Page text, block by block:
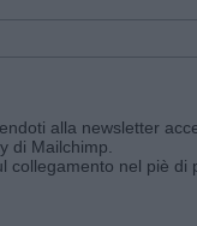
alla newsletter
di Mailchimp
nel piè di